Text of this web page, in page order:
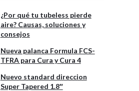
¿Por qué tu tubeless pierde
aire? Causas, soluciones y
consejos
Nueva palanca Formula FCS-
TFRA para Cura y Cura 4
Nuevo standard direccion
Super Tapered 1.8″